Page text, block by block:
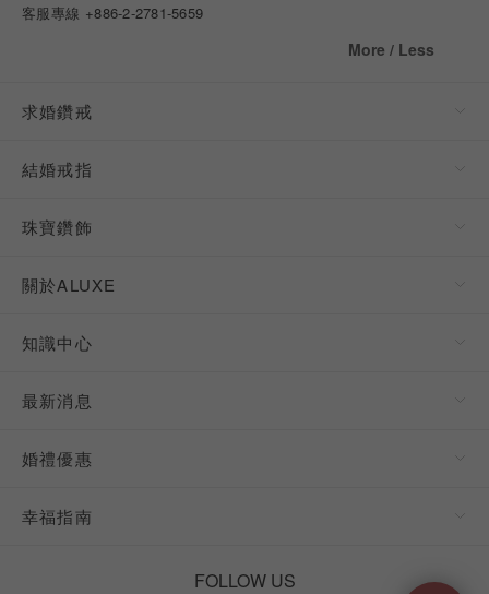
客服專線 +886-2-2781-5659
More / Less
求婚鑽戒
結婚戒指
珠寶鑽飾
關於ALUXE
知識中心
最新消息
婚禮優惠
幸福指南
FOLLOW US